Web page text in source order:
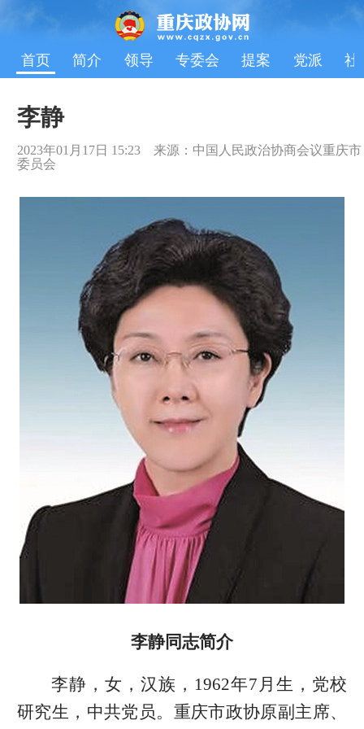
首页 简介 领导 专委会 提案 党派 社
李静
2023年01月17日 15:23 来源：中国人民政治协商会议重庆市
委员会
李静同志简介
李静，女，汉族，1962年7月生，党校
研究生，中共党员。重庆市政协原副主席、